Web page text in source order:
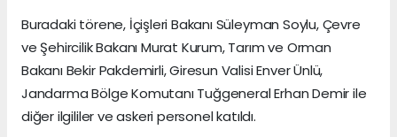
Buradaki törene, İçişleri Bakanı Süleyman Soylu, Çevre
ve Şehircilik Bakanı Murat Kurum, Tarım ve Orman
Bakanı Bekir Pakdemirli, Giresun Valisi Enver Ünlü,
Jandarma Bölge Komutanı Tuğgeneral Erhan Demir ile
diğer ilgililer ve askeri personel katıldı.